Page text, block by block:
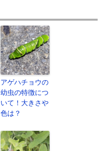
アゲハチョウの
幼虫の特徴につ
いて！大きさや
色は？